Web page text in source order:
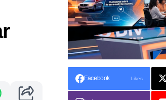
Facebook Likes